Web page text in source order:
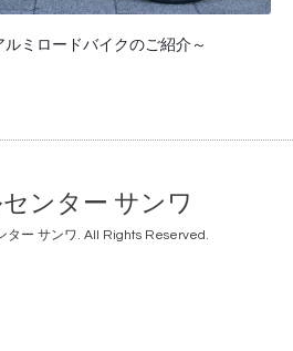
ミロードバイクのご紹介～
ンター サンワ
ター サンワ. All Rights Reserved.